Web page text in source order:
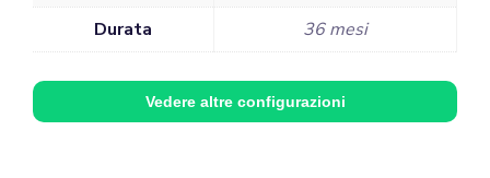
Durata
36 mesi
Vedere altre configurazioni